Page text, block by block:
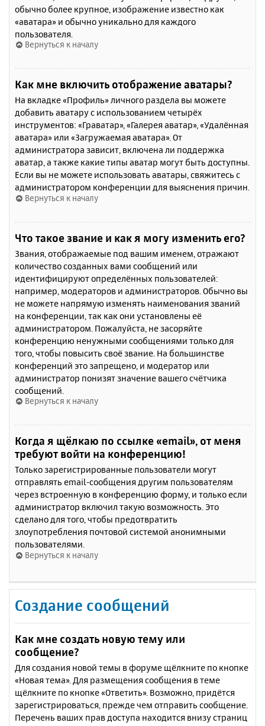
обычно более крупное, изображение известно как
«аватара» и обычно уникально для каждого
пользователя.
Вернуться к началу
Как мне включить отображение аватары?
На вкладке «Профиль» личного раздела вы можете
добавить аватару с использованием четырёх
инструментов: «Граватар», «Галерея аватар», «Удалённая
аватара» или «Загружаемая аватара». От
администратора зависит, включена ли поддержка
аватар, а также какие типы аватар могут быть доступны.
Если вы не можете использовать аватары, свяжитесь с
администратором конференции для выяснения причин.
Вернуться к началу
Что такое звание и как я могу изменить его?
Звания, отображаемые под вашим именем, отражают
количество созданных вами сообщений или
идентифицируют определённых пользователей:
например, модераторов и администраторов. Обычно вы
не можете напрямую изменять наименования званий
на конференции, так как они установлены её
администратором. Пожалуйста, не засоряйте
конференцию ненужными сообщениями только для
того, чтобы повысить своё звание. На большинстве
конференций это запрещено, и модератор или
администратор понизят значение вашего счётчика
сообщений.
Вернуться к началу
Когда я щёлкаю по ссылке «email», от меня
требуют войти на конференцию!
Только зарегистрированные пользователи могут
отправлять email-сообщения другим пользователям
через встроенную в конференцию форму, и только если
администратор включил такую возможность. Это
сделано для того, чтобы предотвратить
злоупотребления почтовой системой анонимными
пользователями.
Вернуться к началу
Создание сообщений
Как мне создать новую тему или
сообщение?
Для создания новой темы в форуме щёлкните по кнопке
«Новая тема». Для размещения сообщения в теме
щёлкните по кнопке «Ответить». Возможно, придётся
зарегистрироваться, прежде чем отправить сообщение.
Перечень ваших прав доступа находится внизу страниц